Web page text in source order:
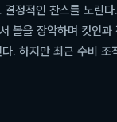
정적인 찬스를 노린
볼을 장악하며 컷인
. 하지만 최근 수비